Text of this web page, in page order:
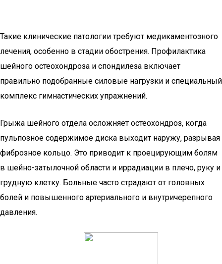
Такие клинические патологии требуют медикаментозного
лечения, особенно в стадии обострения. Профилактика
шейного остеохондроза и спондилеза включает
правильно подобранные силовые нагрузки и специальный
комплекс гимнастических упражнений.
Грыжа шейного отдела осложняет остеохондроз, когда
пульпозное содержимое диска выходит наружу, разрывая
фиброзное кольцо. Это приводит к проецирующим болям
в шейно-затылочной области и иррадиации в плечо, руку и
грудную клетку. Больные часто страдают от головных
болей и повышенного артериального и внутричерепного
давления.